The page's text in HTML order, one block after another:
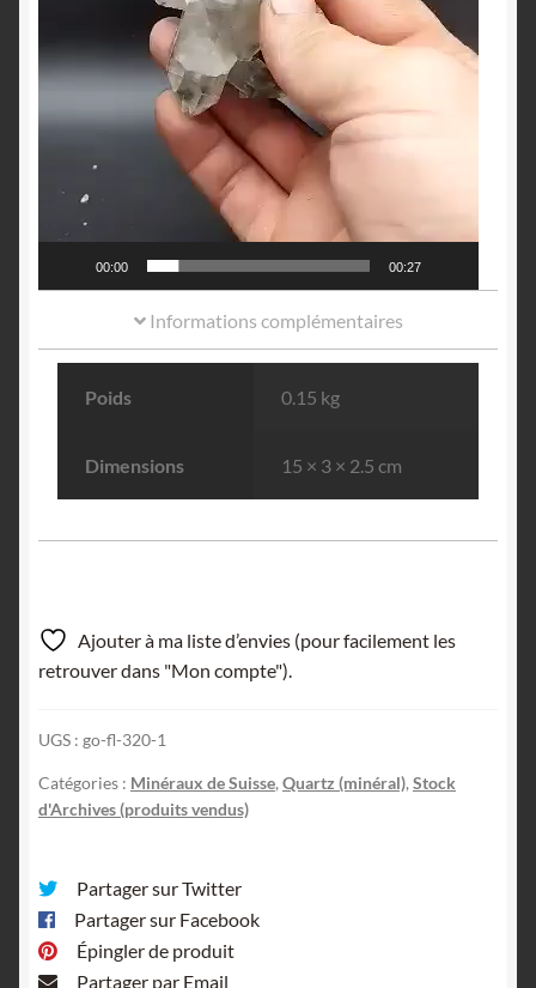
00:00 00:27
Informations complémentaires
Poids 0.15 kg
Dimensions 15 × 3 × 2.5 cm
Ajouter à ma liste d’envies (pour facilement les
retrouver dans "Mon compte").
UGS : go-fl-320-1
Catégories : Minéraux de Suisse, Quartz (minéral), Stock
d'Archives (produits vendus)
Partager sur Twitter
Partager sur Facebook
Épingler de produit
Partager par Email